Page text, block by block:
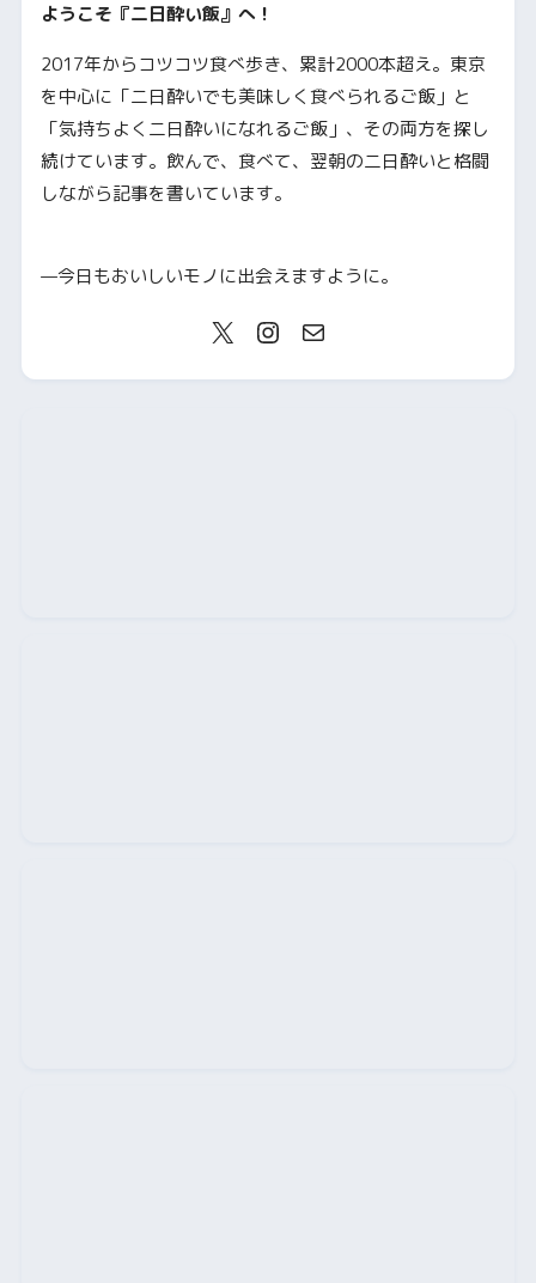
ようこそ『二日酔い飯』へ！
2017年からコツコツ食べ歩き、累計2000本超え。東京
を中心に「二日酔いでも美味しく食べられるご飯」と
「気持ちよく二日酔いになれるご飯」、その両方を探し
続けています。飲んで、食べて、翌朝の二日酔いと格闘
しながら記事を書いています。
—今日もおいしいモノに出会えますように。